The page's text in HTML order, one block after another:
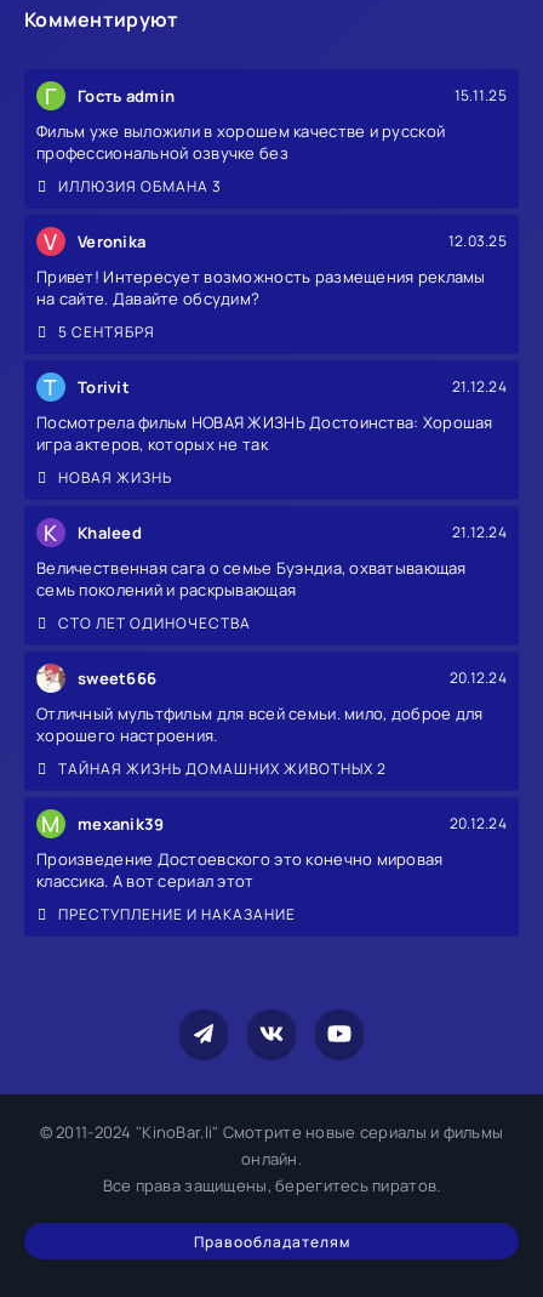
Комментируют
Г Гость admin 15.11.25
Фильм уже выложили в хорошем качестве и русской
профессиональной озвучке без
ИЛЛЮЗИЯ ОБМАНА 3
V Veronika 12.03.25
Привет! Интересует возможность размещения рекламы
на сайте. Давайте обсудим?
5 СЕНТЯБРЯ
T Torivit 21.12.24
Посмотрела фильм НОВАЯ ЖИЗНЬ Достоинства: Хорошая
игра актеров, которых не так
НОВАЯ ЖИЗНЬ
K Khaleed 21.12.24
Величественная сага о семье Буэндиа, охватывающая
семь поколений и раскрывающая
СТО ЛЕТ ОДИНОЧЕСТВА
sweet666 20.12.24
Отличный мультфильм для всей семьи. мило, доброе для
хорошего настроения.
ТАЙНАЯ ЖИЗНЬ ДОМАШНИХ ЖИВОТНЫХ 2
M mexanik39 20.12.24
Произведение Достоевского это конечно мировая
классика. А вот сериал этот
ПРЕСТУПЛЕНИЕ И НАКАЗАНИЕ
© 2011-2024 "KinoBar.li" Смотрите новые сериалы и фильмы
онлайн.
Все права защищены, берегитесь пиратов.
Правообладателям